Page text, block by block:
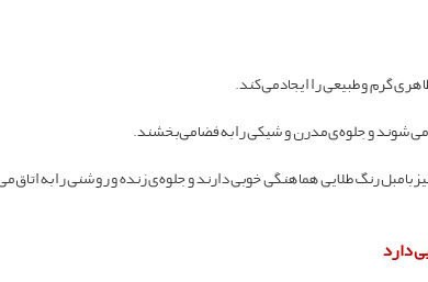
گرم و طبیعی را ایجاد می‌کند.
می‌شوند و جلوه‌ی مدرن و شیکی را به فضا می‌بخشند.
با مبل رنگ طلایی هماهنگی خوبی دارند و جلوه‌ی زنده و روشنی را به اتاق
دارد